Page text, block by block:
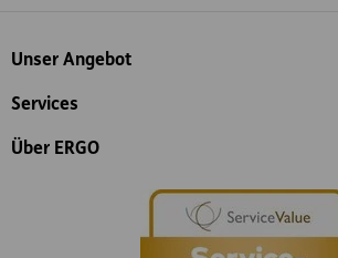
Inhaltsübersicht
Unser Angebot
Services
Über ERGO